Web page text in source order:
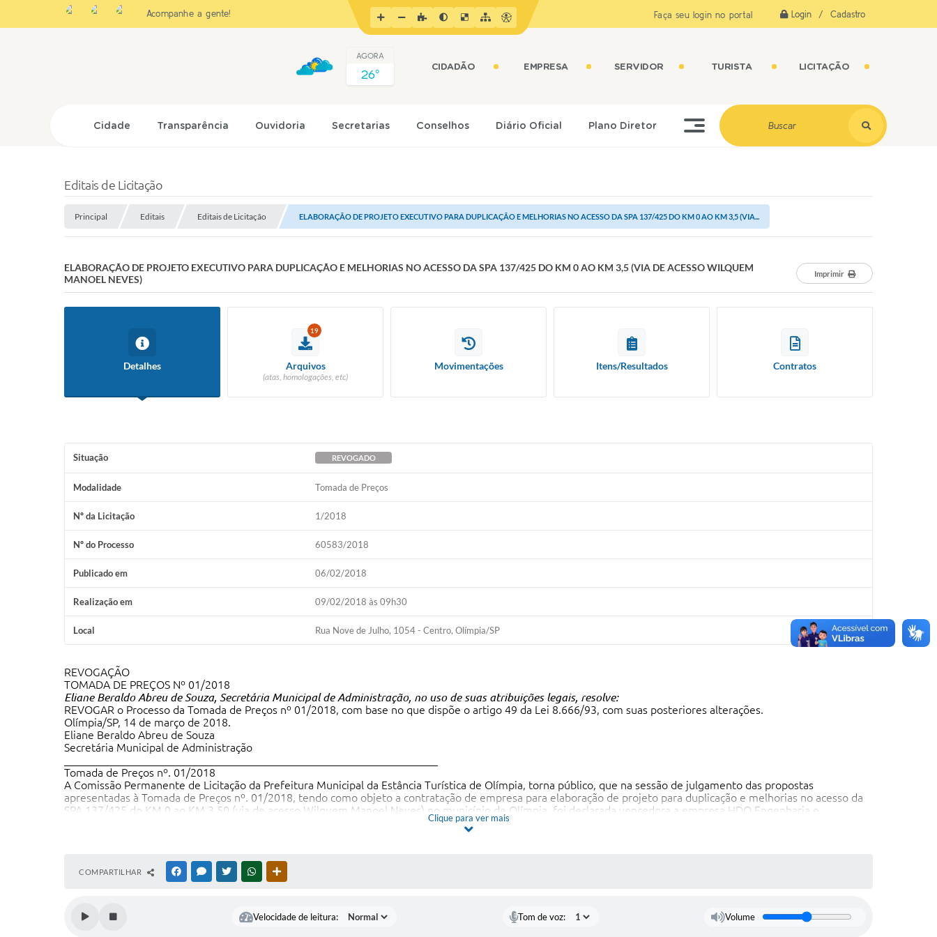
Faça seu login no portal Login / Cadastro
Acompanhe a gente!
CIDADÃO EMPRESA SERVIDOR TURISTA LICITAÇÃO
AGORA
26º
Cidade Transparência Ouvidoria Secretarias Conselhos Diário Oficial Plano Diretor
Editais de Licitação
Principal Editais Editais de Licitação ELABORAÇÃO DE PROJETO EXECUTIVO PARA DUPLICAÇÃO E MELHORIAS NO ACESSO DA SPA 137/425 DO KM 0 AO KM 3,5 (VIA...
ELABORAÇÃO DE PROJETO EXECUTIVO PARA DUPLICAÇÃO E MELHORIAS NO ACESSO DA SPA 137/425 DO KM 0 AO KM 3,5 (VIA DE ACESSO WILQUEM
MANOEL NEVES)
Imprimir
Detalhes
19
Arquivos
(atas, homologações, etc)
Movimentações Itens/Resultados Contratos
Situação REVOGADO
Modalidade Tomada de Preços
Nº da Licitação 1/2018
Nº do Processo 60583/2018
Publicado em 06/02/2018
Realização em 09/02/2018 às 09h30
Local Rua Nove de Julho, 1054 - Centro, Olímpia/SP
REVOGAÇÃO
TOMADA DE PREÇOS Nº 01/2018
Eliane Beraldo Abreu de Souza, Secretária Municipal de Administração, no uso de suas atribuições legais, resolve:
REVOGAR o Processo da Tomada de Preços nº 01/2018, com base no que dispõe o artigo 49 da Lei 8.666/93, com suas posteriores alterações.
Olímpia/SP, 14 de março de 2018.
Eliane Beraldo Abreu de Souza
Secretária Municipal de Administração
Tomada de Preços nº. 01/2018
A Comissão Permanente de Licitação da Prefeitura Municipal da Estância Turística de Olímpia, torna público, que na sessão de julgamento das propostas
apresentadas à Tomada de Preços nº. 01/2018, tendo como objeto a contratação de empresa para elaboração de projeto para duplicação e melhorias no acesso da
SPA 137/425 do KM 0 ao KM 3,50 (via de acesso Wilquem Manoel Neves) no município de Olímpia, foi declarada vencedora a empresa HDO Engenharia e
Presidente Com. Perm. Licitação
___________________________________________________________________
Tomada de Preços n.º 01/2018
Planejamento e Gerenciamento Ltda-EPP, System Engenharia S/S Ltda, HDO Engenharia e Consultoria Eireli ME, RMB Engenharia Ltda, Consulterra Engenharia e
Consultoria S/S EPP e demais interessados, para reabertura da sessão dia 09/02/2018 às 09h30.
Clique para ver mais
COMPARTILHAR FACEBOOKMESSENGER
TWITTERWHATSAPP
Velocidade de leitura: Tom de voz: Volume